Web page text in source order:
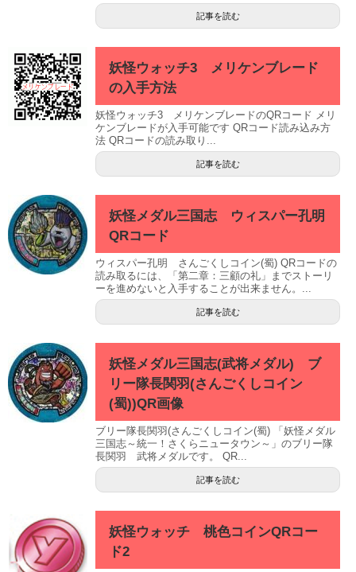
記事を読む
妖怪ウォッチ3 メリケンブレード
の入手方法
妖怪ウォッチ3 メリケンブレードのQRコード メリ
ケンブレードが入手可能です QRコード読み込み方
法 QRコードの読み取り...
記事を読む
妖怪メダル三国志 ウィスパー孔明
QRコード
ウィスパー孔明 さんごくしコイン(蜀) QRコードの
読み取るには、「第二章：三顧の礼」までストーリ
ーを進めないと入手することが出来ません。...
記事を読む
妖怪メダル三国志(武将メダル) ブ
リー隊長関羽(さんごくしコイン
(蜀))QR画像
ブリー隊長関羽(さんごくしコイン(蜀) 「妖怪メダル
三国志～統一！さくらニュータウン～」のブリー隊
長関羽 武将メダルです。 QR...
記事を読む
妖怪ウォッチ 桃色コインQRコー
ド2